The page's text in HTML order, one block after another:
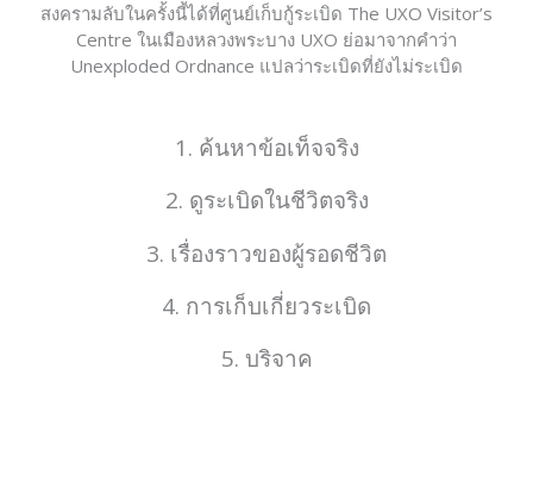
สงครามลับในครั้งนี้ได้ที่ศูนย์เก็บกู้ระเบิด The UXO Visitor’s
Centre ในเมืองหลวงพระบาง UXO ย่อมาจากคำว่า
Unexploded Ordnance แปลว่าระเบิดที่ยังไม่ระเบิด
1. ค้นหาข้อเท็จจริง
2. ดูระเบิดในชีวิตจริง
3. เรื่องราวของผู้รอดชีวิต
4. การเก็บเกี่ยวระเบิด
5. บริจาค